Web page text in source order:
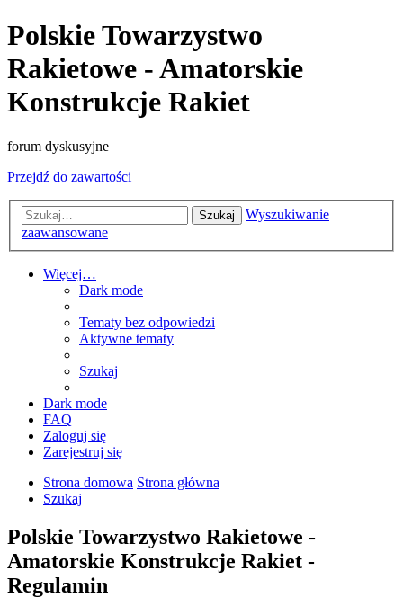
Polskie Towarzystwo
Rakietowe - Amatorskie
Konstrukcje Rakiet
forum dyskusyjne
Przejdź do zawartości
Szukaj
Wyszukiwanie
zaawansowane
Więcej…
Dark mode
Tematy bez odpowiedzi
Aktywne tematy
Szukaj
Dark mode
FAQ
Zaloguj się
Zarejestruj się
Strona domowa Strona główna
Szukaj
Polskie Towarzystwo Rakietowe -
Amatorskie Konstrukcje Rakiet -
Regulamin